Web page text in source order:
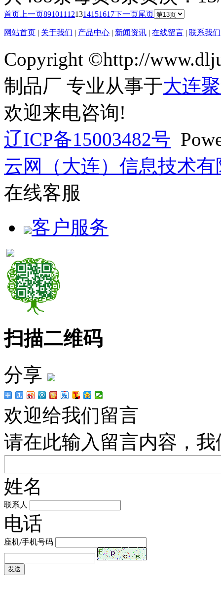
首页 上一页891011 121314151617下一页尾页
网站首页 | 关于我们 | 产品中心 | 新闻资讯 | 在线留言 | 联系我们
Copyright ©http://
制品厂 专业从事于大连
欢迎来电咨询!
辽ICP备15003482号
云网（大连）信息技术有
在线客服
客户服务
扫描二维码
分享
欢迎给我们留言
请在此输入留言内容，
姓名
联系人
电话
座机/手机号码